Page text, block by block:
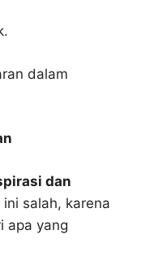
dalam
dan
salah, karena
apa yang